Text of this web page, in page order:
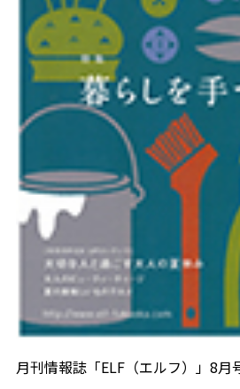
月刊情報誌「ELF（エルフ）」8月